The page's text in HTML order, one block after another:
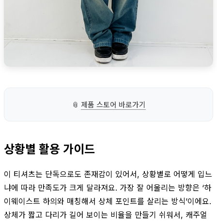
📎 제품 스토어 바로가기
상황별 활용 가이드
이 티셔츠는 단독으로도 존재감이 있어서, 상황별로 어떻게 입느
냐에 따라 만족도가 크게 달라져요. 가장 잘 어울리는 방향은 ‘하
이웨이스트 하의와 매칭해서 상체 포인트를 살리는 방식’이에요.
상체가 짧고 다리가 길어 보이는 비율을 만들기 쉬워서, 캐주얼